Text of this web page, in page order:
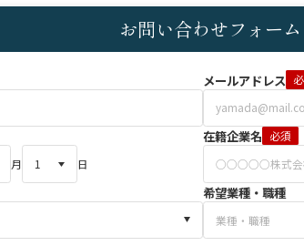
お問い合わせフォーム
メールアドレス
月 日
在籍企業名 必須
希望業種・職種